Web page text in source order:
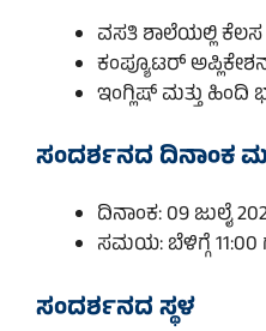
ವಸತಿ ಶಾಲೆಯಲ್ಲಿ
ಕಂಪ್ಯೂಟರ್
ಇಂಗ್ಲಿಷ್ ಮತ್ತು ಹಿಂದಿ
ಸಂದರ್ಶನದ ದಿನಾಂಕ
ದಿನಾಂಕ: 09 ಜುಲೈ
ಸಮಯ: ಬೆಳಿಗ್ಗೆ 11:00
ಸಂದರ್ಶನದ ಸ್ಥಳ